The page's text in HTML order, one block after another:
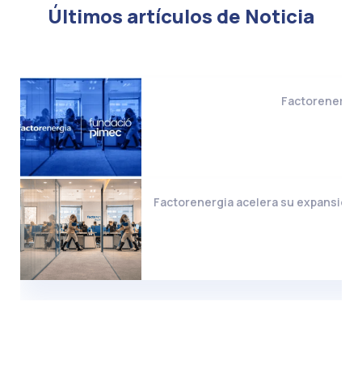
Últimos artículos de Noticia
Factorenergia acelera su